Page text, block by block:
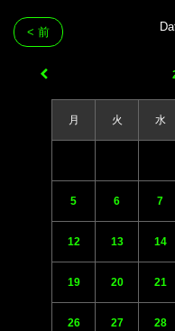
< 前
月 火 水
5 6 7
12 13 14
19 20 21
26 27 28